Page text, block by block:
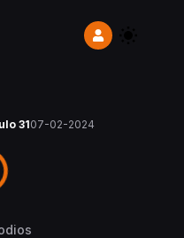
3107-02-2024